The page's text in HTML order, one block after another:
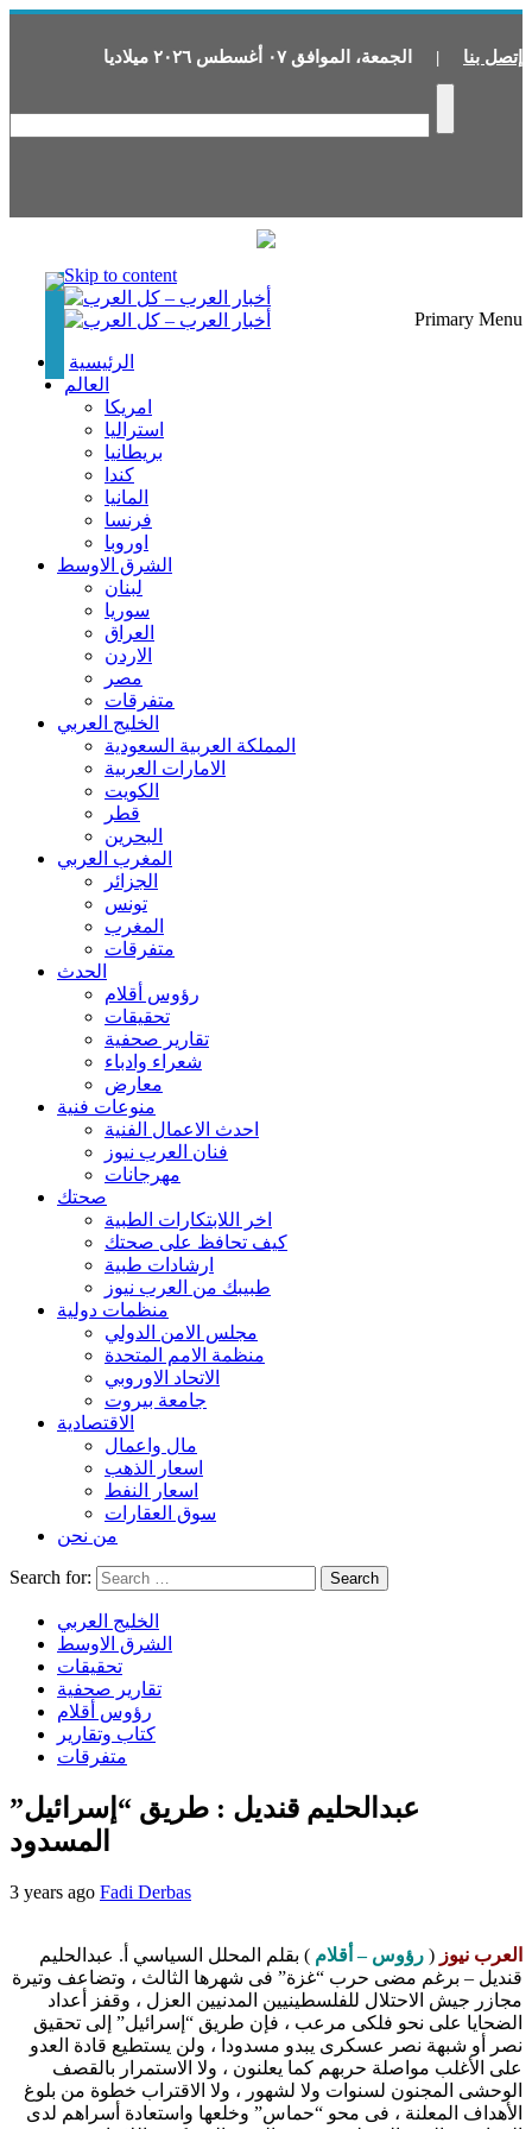
إتصل بنا | الجمعة، الموافق ٠٧ أغسطس ٢٠٢٦ ميلاديا
Skip to content
Primary Menu
الرئيسية
العالم
امريكا
استراليا
بريطانيا
كندا
المانيا
فرنسا
اوروبا
الشرق الاوسط
لبنان
سوريا
العراق
الاردن
مصر
متفرقات
الخليج العربي
المملكة العربية السعودية
الامارات العربية
الكويت
قطر
البحرين
المغرب العربي
الجزائر
تونس
المغرب
متفرقات
الحدث
رؤوس أقلام
تحقيقات
تقارير صحفية
شعراء وادباء
معارض
منوعات فنية
احدث الاعمال الفنية
فنان العرب نيوز
مهرجانات
صحتك
اخر اللابتكارات الطبية
كيف تحافظ على صحتك
ارشادات طبية
طبيبك من العرب نيوز
منظمات دولية
مجلس الامن الدولي
منظمة الامم المتحدة
الاتحاد الاوروبي
جامعة بيروت
الاقتصادية
مال واعمال
اسعار الذهب
اسعار النفط
سوق العقارات
من نحن
Search for:
الخليج العربي
الشرق الاوسط
تحقيقات
تقارير صحفية
رؤوس أقلام
كتاب وتقارير
متفرقات
عبدالحليم قنديل : طريق “إسرائيل”
المسدود
3 years ago Fadi Derbas
العرب نيوز ( رؤوس – أقلام ) بقلم المحلل السياسي أ. عبدالحليم
قنديل – برغم مضى حرب “غزة” فى شهرها الثالث ، وتضاعف وتيرة
مجازر جيش الاحتلال للفلسطينيين المدنيين العزل ، وقفز أعداد
الضحايا على نحو فلكى مرعب ، فإن طريق “إسرائيل” إلى تحقيق
نصر أو شبهة نصر عسكرى يبدو مسدودا ، ولن يستطيع قادة العدو
على الأغلب مواصلة حربهم كما يعلنون ، ولا الاستمرار بالقصف
الوحشى المجنون لسنوات ولا لشهور ، ولا الاقتراب خطوة من بلوغ
الأهداف المعلنة ، فى محو “حماس” وخلعها واستعادة أسراهم لدى